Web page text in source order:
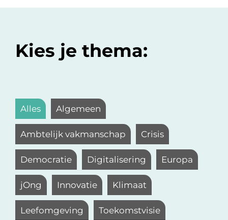
Kies je thema:
Alles Algemeen
Ambtelijk vakmanschap Crisis
Democratie Digitalisering Europa
jOng Innovatie Klimaat
Leefomgeving Toekomstvisie